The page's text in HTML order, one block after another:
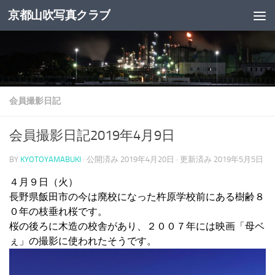
コンテンツへスキップ
京都山吹写真クラブ
会員撮影日記
会員撮影日記2019年4月9日
BY KYOTOYAMABUKI · 公開済み 2019年4月20日 · 更新済み 2019年5月5日
４月９日（火）
長野県飯田市の今は廃校になった杵原学校前にある樹齢８
０年の枝垂れ桜です。
桜の後ろに木造の校舎があり、２００７年には映画「母ベ
ぇ」の撮影に使われたそうです。